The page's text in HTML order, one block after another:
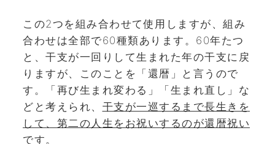
この2つを組み合わせて使用しますが、組み
合わせは全部で60種類あります。60年たつ
と、干支が一回りして生まれた年の干支に戻
りますが、このことを「還暦」と言うので
す。「再び生まれ変わる」「生まれ直し」な
どと考えられ、 干支が一巡するまで長生きを
して、第二の人生をお祝いするのが還暦祝い
です。